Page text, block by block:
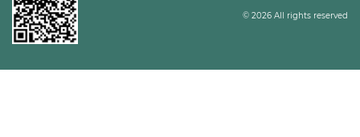
© 2026 All rights reserved